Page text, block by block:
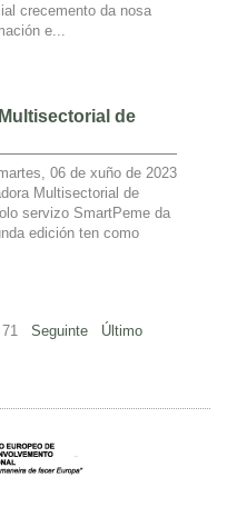
crecemento da nosa
e...
de
06 de xuño de 2023
Multisectorial de
servizo SmartPeme da
edición ten como
71 Seguinte
Último